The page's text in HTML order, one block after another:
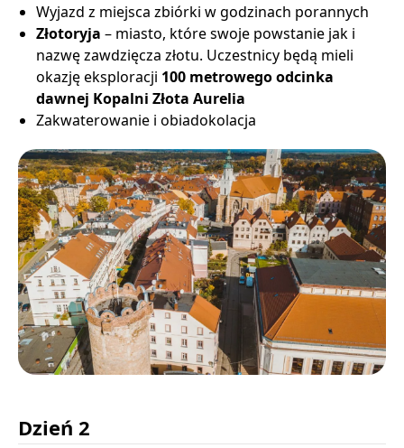
Wyjazd z miejsca zbiórki w godzinach porannych
Złotoryja – miasto, które swoje powstanie jak i
nazwę zawdzięcza złotu. Uczestnicy będą mieli
okazję eksploracji 100 metrowego odcinka
dawnej Kopalni Złota Aurelia
Zakwaterowanie i obiadokolacja
Dzień 2